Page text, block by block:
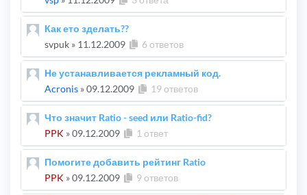
Как ето зделать??
svpuk » 11.12.2009 6 ответов
Не устанавливается рекламный код.
Acronis »09.12.2009 19 ответов
Что значит Ratio - seed или Ratio-fid?
PPK »09.12.2009 1 ответ
Помогите добавить рейтинг Ratio
PPK »09.12.2009 9 ответов